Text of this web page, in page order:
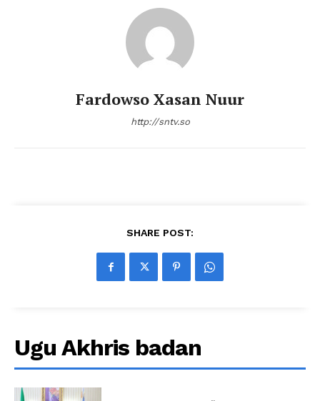
Fardowso Xasan Nuur
http://sntv.so
SHARE POST:
Ugu Akhris badan